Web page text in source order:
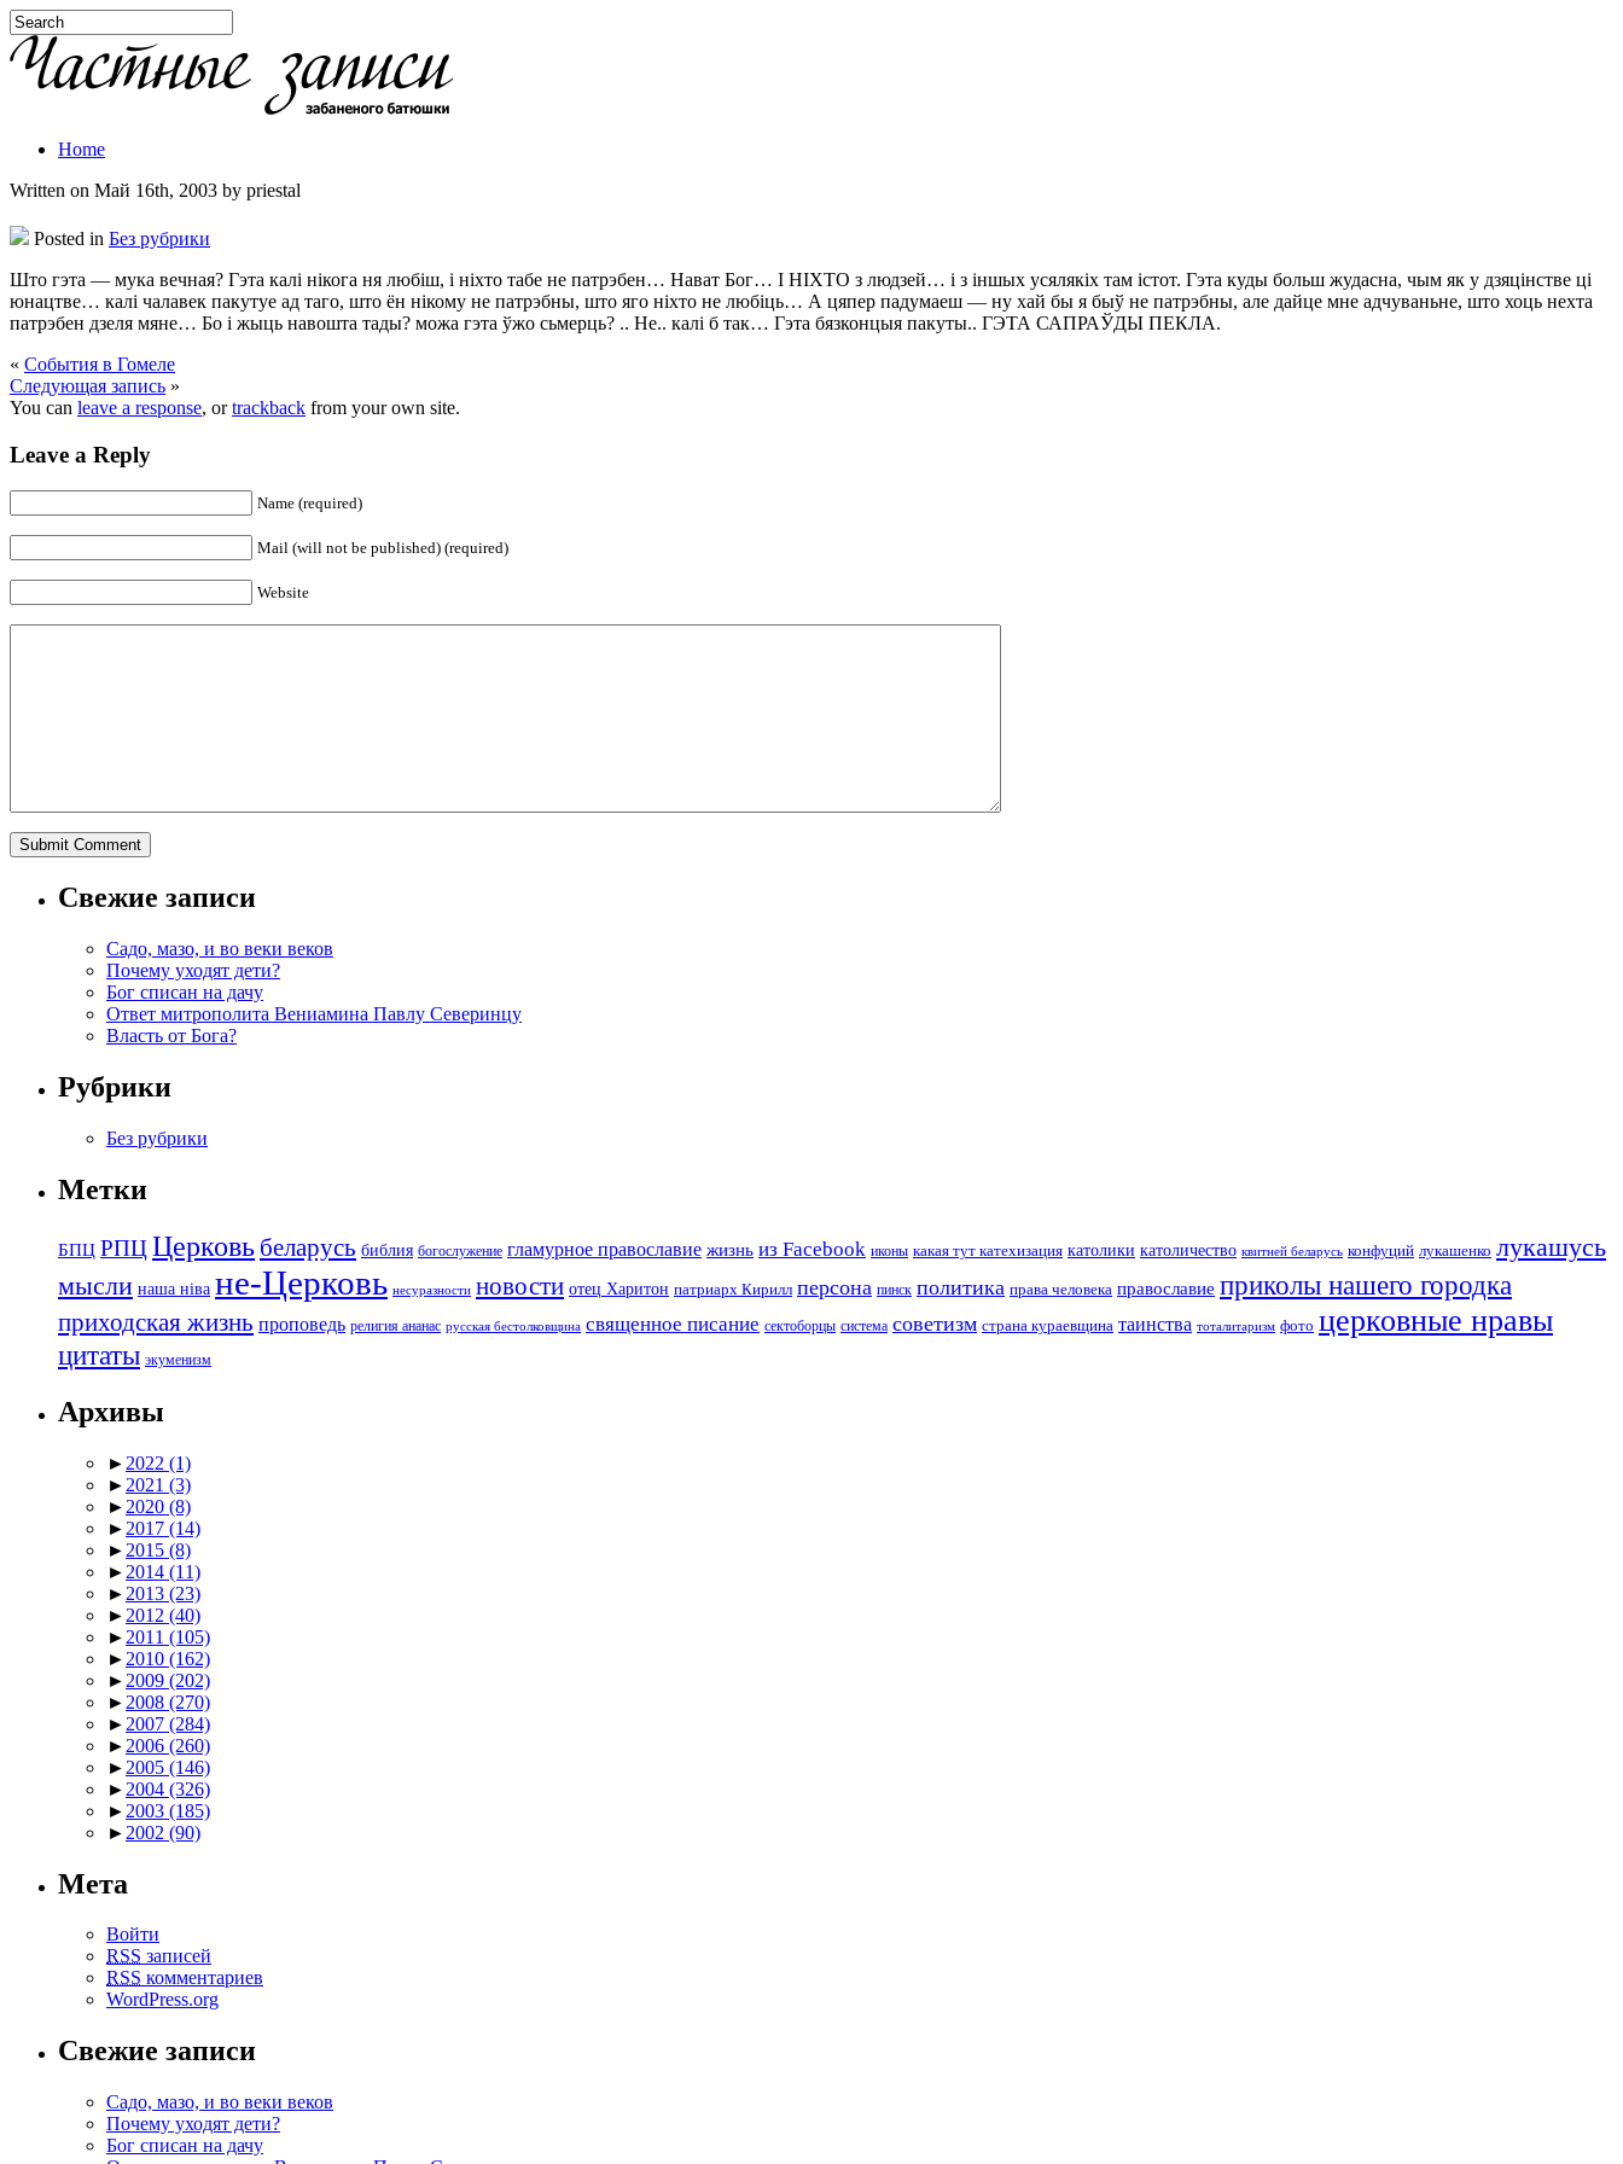
Home
Written on Май 16th, 2003 by priestal
Posted in Без рубрики
Што гэта — мука вечная? Гэта калі нікога ня любіш, і ніхто табе не патрэбен… Нават Бог… І НІХТО з людзей… і з іншых усялякіх там істот. Гэта куды больш жудасна, чым як у дзяцінстве ці
юнацтве… калі чалавек пакутуе ад таго, што ён нікому не патрэбны, што яго ніхто не любіць… А цяпер падумаеш — ну хай бы я быў не патрэбны, але дайце мне адчуваньне, што хоць нехта
патрэбен дзеля мяне… Бо і жыць навошта тады? можа гэта ўжо сьмерць? .. Не.. калі б так… Гэта бязконцыя пакуты.. ГЭТА САПРАЎДЫ ПЕКЛА.
« События в Гомеле
Следующая запись »
You can leave a response, ortrackback from your own site.
Leave a Reply
Name (required)
Mail (will not be published) (required)
Website
Свежие записи
Садо, мазо, и во веки веков
Почему уходят дети?
Бог списан на дачу
Ответ митрополита Вениамина Павлу Северинцу
Власть от Бога?
Рубрики
Без рубрики
Метки
БПЦ РПЦ Церковь беларусь библия богослужение гламурное православие жизнь из Facebook иконы какая тут катехизация католики католичество квитней беларусь конфуций лукашенко лукашусь
мысли наша ніва не-Церковь несуразности новости отец Харитон патриарх Кирилл персона пинск политика права человека православие приколы нашего городка
приходская жизнь проповедь религия ананас русская бестолковщина священное писание сектоборцы система советизм страна кураевщина таинства тоталитаризм фото церковные нравы
цитаты экуменизм
Архивы
► 2022 (1)
► 2021 (3)
► 2020 (8)
► 2017 (14)
► 2015 (8)
► 2014 (11)
► 2013 (23)
► 2012 (40)
► 2011 (105)
► 2010 (162)
► 2009 (202)
► 2008 (270)
► 2007 (284)
► 2006 (260)
► 2005 (146)
► 2004 (326)
► 2003 (185)
► 2002 (90)
Мета
Войти
RSS записей
RSS комментариев
WordPress.org
Свежие записи
Садо, мазо, и во веки веков
Почему уходят дети?
Бог списан на дачу